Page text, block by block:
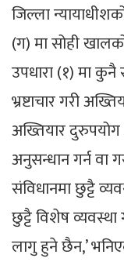
जिल्ला
(ग) मा सोही
उपधारा (१) मा
भ्रष्टाचार गरी
अख्तियार
अनुसन्धान गर्न वा
संविधानमा छुट्टै
छुट्टै विशेष व्यवस्था
लागु हुने छैन,’